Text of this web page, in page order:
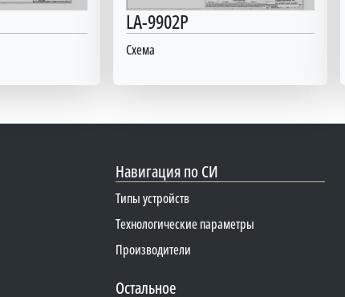
LA-9902P
Схема
Навигация по СИ
Типы устройств
Технологические параметры
Производители
Остальное